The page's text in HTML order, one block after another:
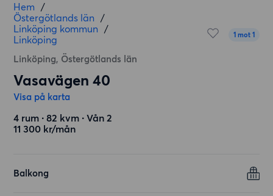
Hem /
Östergötlands län /
Linköping kommun /
Linköping
Linköping, Östergötlands län
1 mot 1
Vasavägen 40
Visa på karta
4 rum ∙ 82 kvm ∙ Vån 2
11 300 kr/mån
Balkong